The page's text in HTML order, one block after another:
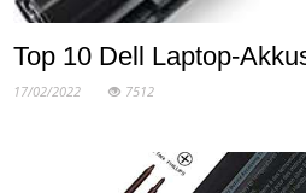
Top 10 Dell Laptop-
17/02/2022 7512